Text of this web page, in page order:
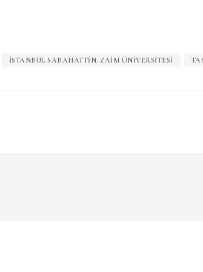
İSTANBUL SABAHATTIN. ZAIM ÜNIVERSITESI